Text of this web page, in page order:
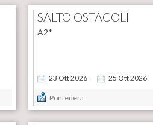
SALTO OSTACOLI
23 Ott2026 25 Ott2026
A2*
Pontedera